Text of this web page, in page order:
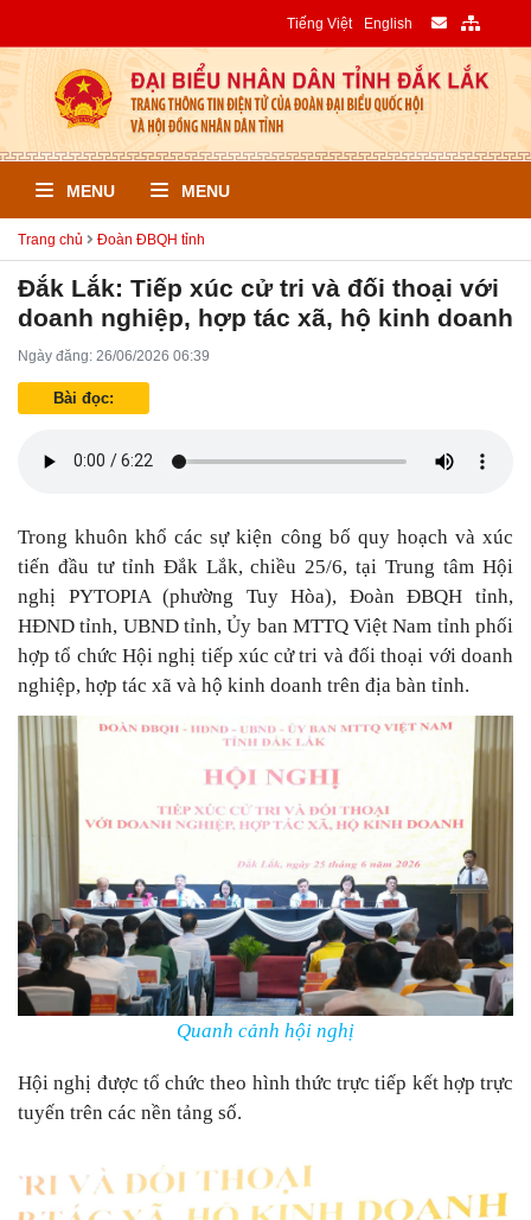
Tiếng Việt English
MENU MENU
Trang chủ Đoàn ĐBQH tỉnh
Đắk Lắk: Tiếp xúc cử tri và đối thoại với
doanh nghiệp, hợp tác xã, hộ kinh doanh
Ngày đăng: 26/06/2026 06:39
Bài đọc:
Trong khuôn khổ các sự kiện công bố quy hoạch và xúc
tiến đầu tư tỉnh Đắk Lắk, chiều 25/6, tại Trung tâm Hội
nghị PYTOPIA (phường Tuy Hòa), Đoàn ĐBQH tỉnh,
HĐND tỉnh, UBND tỉnh, Ủy ban MTTQ Việt Nam tỉnh phối
hợp tổ chức Hội nghị tiếp xúc cử tri và đối thoại với doanh
nghiệp, hợp tác xã và hộ kinh doanh trên địa bàn tỉnh.
Quanh cảnh hội nghị
Hội nghị được tổ chức theo hình thức trực tiếp kết hợp trực
tuyến trên các nền tảng số.